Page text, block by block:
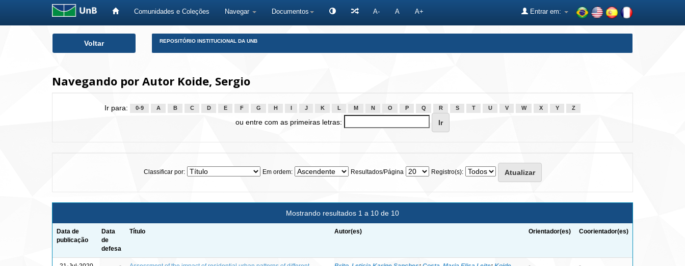
Comunidades e Coleções Navegar Documentos A- A A+ Entrar em:
Voltar REPOSITÓRIO INSTITUCIONAL DA UNB
Navegando por Autor Koide, Sergio
Ir para: 0-9 A B C D E F G H J K L M N O P Q R S T U V W X Y Z
ou entre com as primeiras letras:
Classificar por: Em ordem: Resultados/Página Registro(s):
Mostrando resultados 1 a 10 de 10
Data de
publicação
Data
de
defesa
Título Autor(es) Orientador(es) Coorientador(es)